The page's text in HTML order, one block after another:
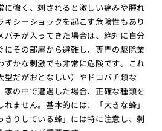
に強く、刺されると激しい痛みや腫れ
キシーショックを起こす危険性もあり
バチが入ってきた場合は、絶対に自分
にその部屋から避難し、専門の駆除業
ずかな刺激でも非常に危険です。これ
型だがおとなしい）やドロバチ類な
家の中で遭遇した場合、正確な種類を
ません。基本的には、「大きな蜂」
きりしている蜂」には特に注意し、刺